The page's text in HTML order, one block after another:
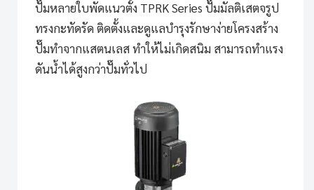
ปั๊มหลายใบพัดแนวตั้ง TPRK Series ปั๊มมัลติเสตจรูป
ทรงกะทัดรัด ติดตั้งและดูแลบำรุงรักษาง่ายโครงสร้าง
ปั๊มทำจากแสตนเลส ทำให้ไม่เกิดสนิม สามารถทำแรง
ดันน้ำได้สูงกว่าปั๊มทั่วไป